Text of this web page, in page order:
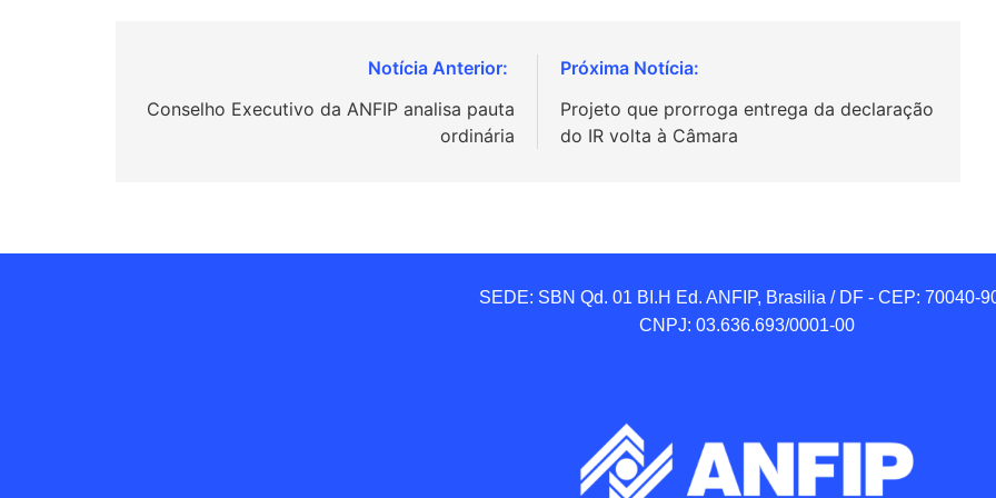
de
Conselho Executivo da ANFIP analisa pauta
ordinária
Projeto que prorroga entrega da declaração
do IR volta à Câmara
SEDE: SBN Qd. 01 BI.H Ed. ANFIP, Brasilia / DF - CEP: 70040-
CNPJ: 03.636.693/0001-00